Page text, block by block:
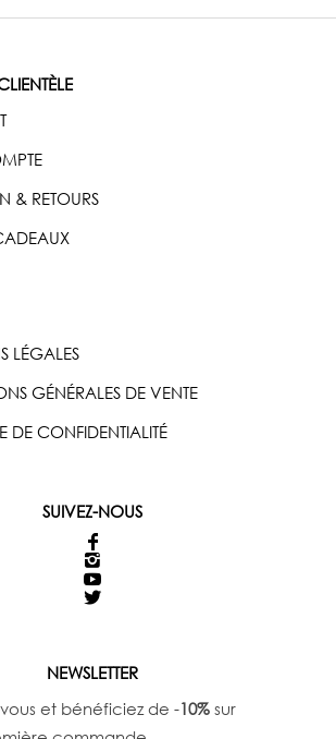
& RETOURS
LÉGALES
GÉNÉRALES DE VENTE
DE CONFIDENTIALITÉ
SUIVEZ-NOUS
NEWSLETTER
vous et bénéficiez de -10% sur